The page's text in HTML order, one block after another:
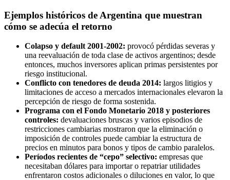
Ejemplos históricos de Argentina que muestran
cómo se adecúa el retorno
Colapso y default 2001-2002: provocó pérdidas severas y
una reevaluación de toda clase de activos argentinos; desde
entonces, muchos inversores aplican primas persistentes por
riesgo institucional.
Conflicto con tenedores de deuda 2014: largos litigios y
limitaciones de acceso a mercados internacionales elevaron la
percepción de riesgo de forma sostenida.
Programa con el Fondo Monetario 2018 y posteriores
controles: devaluaciones bruscas y varios episodios de
restricciones cambiarias mostraron que la eliminación o
imposición de controles puede cambiar la estructura de
precios en minutos para bonos y tipos de cambio paralelos.
Períodos recientes de “cepo” selectivo: empresas que
necesitaban dólares para importar o repatriar utilidades
enfrentaron costos adicionales o diluciones en valor, lo que